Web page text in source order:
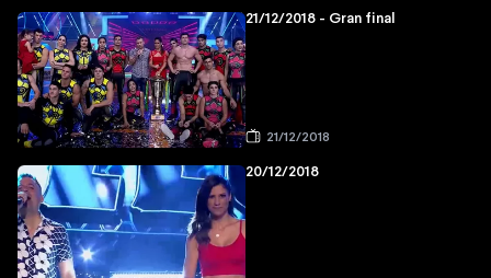
21/12/2018 - Gran final
21/12/2018
20/12/2018